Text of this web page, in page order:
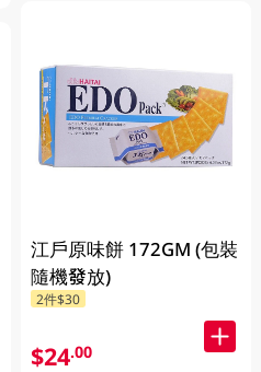
江戶原味餅 172GM (包裝
隨機發放)
2件$30
$24.00